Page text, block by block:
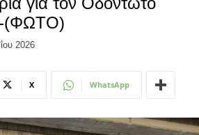
(ΦΩΤΟ)
2026
X WhatsApp